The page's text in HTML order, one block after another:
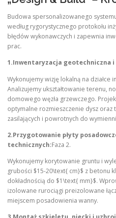
Budowa spersonalizowanego
według rygorystycznego protokołu
błędów wykonawczych i zapewnia
prac.
1.Inwentaryzacja geotechniczna i
Wykonujemy wizję lokalną na działce
Analizujemy ukształtowanie terenu,
domowego węzła grzewczego.
optymalne rozmieszczenie dysz
zasilających i powrotnych do
2.Przygotowanie płyty
technicznych:Faza 2.
Wykonujemy korytowanie gruntu i
grubości $15-20\text{ cm}$ z betonu
dokładnością do $1\text{ mm}$.
izolowane rurociągi preizolowane
miejscem posadowienia wanny.